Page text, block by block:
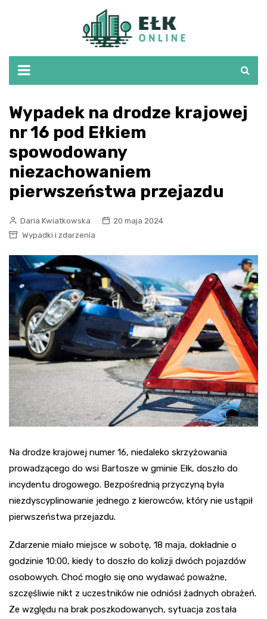
Wypadek na drodze krajowej
nr 16 pod Ełkiem
spowodowany
niezachowaniem
pierwszeństwa przejazdu
Daria Kwiatkowska
20 maja 2024
Wypadki i zdarzenia
Na drodze krajowej numer 16, niedaleko skrzyżowania
prowadzącego do wsi Bartosze w gminie Ełk, doszło do
incydentu drogowego. Bezpośrednią przyczyną była
niezdyscyplinowanie jednego z kierowców, który nie ustąpił
pierwszeństwa przejazdu.
Zdarzenie miało miejsce w sobotę, 18 maja, dokładnie o
godzinie 10:00, kiedy to doszło do kolizji dwóch pojazdów
osobowych. Choć mogło się ono wydawać poważne,
szczęśliwie nikt z uczestników nie odniósł żadnych obrażeń.
Ze względu na brak poszkodowanych, sytuacja została